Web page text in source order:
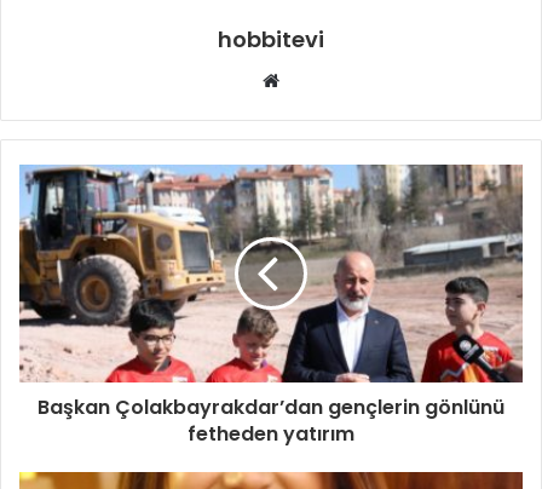
hobbitevi
Web
Başkan Çolakbayrakdar’dan gençlerin gönlünü
fetheden yatırım